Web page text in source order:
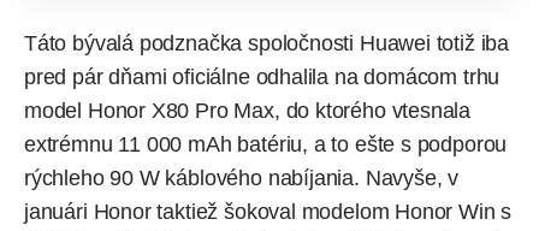
Táto bývalá podznačka spoločnosti Huawei totiž iba
pred pár dňami oficiálne odhalila na domácom trhu
model Honor X80 Pro Max, do ktorého vtesnala
extrémnu 11 000 mAh batériu, a to ešte s podporou
rýchleho 90 W káblového nabíjania. Navyše, v
januári Honor taktiež šokoval modelom Honor Win s